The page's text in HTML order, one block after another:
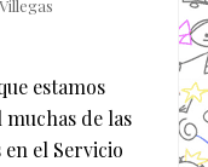
estamos
de las
el Servicio